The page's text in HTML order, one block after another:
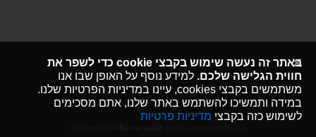
באתר זה נעשה שימוש בקבצי cookie כדי לשפר את
חווית הגלישה שלכם. למידע נוסף על האופן שבו אנו
משתמשים בקבצי cookies, עיינו במדיניות הפרטיות שלנו.
במידה ותמשיכו להשתמש באתר שלנו, אתם מסכימים
לשימוש כזה בקבצי מדיניות פרטיות